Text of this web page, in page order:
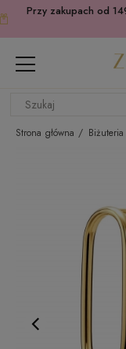
Przy zakupach od
Strona główna Biżuteria